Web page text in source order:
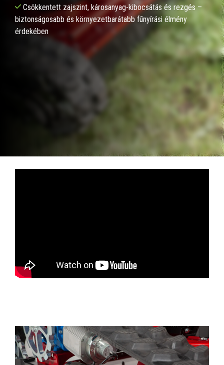
Csökkentett zajszint, károsanyag-kibocsátás és rezgés –
biztonságosabb és környezetbarátabb fűnyírási élmény
érdekében